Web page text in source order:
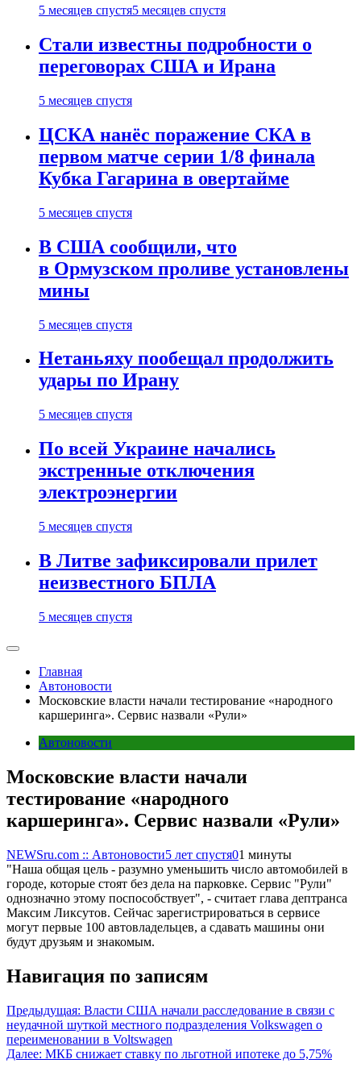
5 месяцев спустя5 месяцев спустя
Стали известны подробности о
переговорах США и Ирана
5 месяцев спустя
ЦСКА нанёс поражение СКА в
первом матче серии 1/8 финала
Кубка Гагарина в овертайме
5 месяцев спустя
В США сообщили, что
в Ормузском проливе установлены
мины
5 месяцев спустя
Нетаньяху пообещал продолжить
удары по Ирану
5 месяцев спустя
По всей Украине начались
экстренные отключения
электроэнергии
5 месяцев спустя
В Литве зафиксировали прилет
неизвестного БПЛА
5 месяцев спустя
Главная
Автоновости
Московские власти начали тестирование «народного
каршеринга». Сервис назвали «Рули»
Автоновости
Московские власти начали
тестирование «народного
каршеринга». Сервис назвали «Рули»
NEWSru.com :: Автоновости5 лет спустя01 минуты
"Наша общая цель - разумно уменьшить число автомобилей в
городе, которые стоят без дела на парковке. Сервис "Рули"
однозначно этому поспособствует", - считает глава дептранса
Максим Ликсутов. Сейчас зарегистрироваться в сервисе
могут первые 100 автовладельцев, а сдавать машины они
будут друзьям и знакомым.
Навигация по записям
Предыдущая: Власти США начали расследование в связи с
неудачной шуткой местного подразделения Volkswagen о
переименовании в Voltswagen
Далее: МКБ снижает ставку по льготной ипотеке до 5,75%